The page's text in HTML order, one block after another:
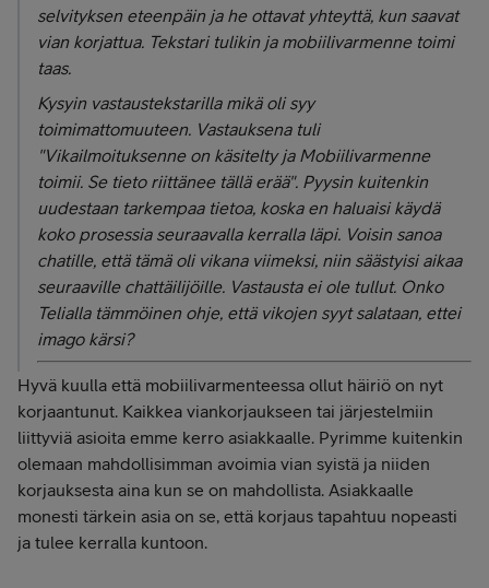
selvityksen eteenpäin ja he ottavat yhteyttä, kun saavat
vian korjattua. Tekstari tulikin ja mobiilivarmenne toimi
taas.
Kysyin vastaustekstarilla mikä oli syy
toimimattomuuteen. Vastauksena tuli
"Vikailmoituksenne on käsitelty ja Mobiilivarmenne
toimii. Se tieto riittänee tällä erää". Pyysin kuitenkin
uudestaan tarkempaa tietoa, koska en haluaisi käydä
koko prosessia seuraavalla kerralla läpi. Voisin sanoa
chatille, että tämä oli vikana viimeksi, niin säästyisi aikaa
seuraaville chattäilijöille. Vastausta ei ole tullut. Onko
Telialla tämmöinen ohje, että vikojen syyt salataan, ettei
imago kärsi?
Hyvä kuulla että mobiilivarmenteessa ollut häiriö on nyt
korjaantunut. Kaikkea viankorjaukseen tai järjestelmiin
liittyviä asioita emme kerro asiakkaalle. Pyrimme kuitenkin
olemaan mahdollisimman avoimia vian syistä ja niiden
korjauksesta aina kun se on mahdollista. Asiakkaalle
monesti tärkein asia on se, että korjaus tapahtuu nopeasti
ja tulee kerralla kuntoon.